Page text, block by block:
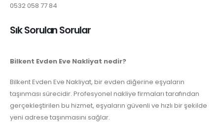
0532 058 77 84
Sık Sorulan Sorular
Bilkent Evden Eve Nakliyat nedir?
Bilkent Evden Eve Nakliyat, bir evden diğerine eşyaların
taşınması sürecidir. Profesyonel nakliye firmaları tarafından
gerçekleştirilen bu hizmet, eşyaların güvenli ve hızlı bir şekilde
yeni adrese taşınmasını sağlar.